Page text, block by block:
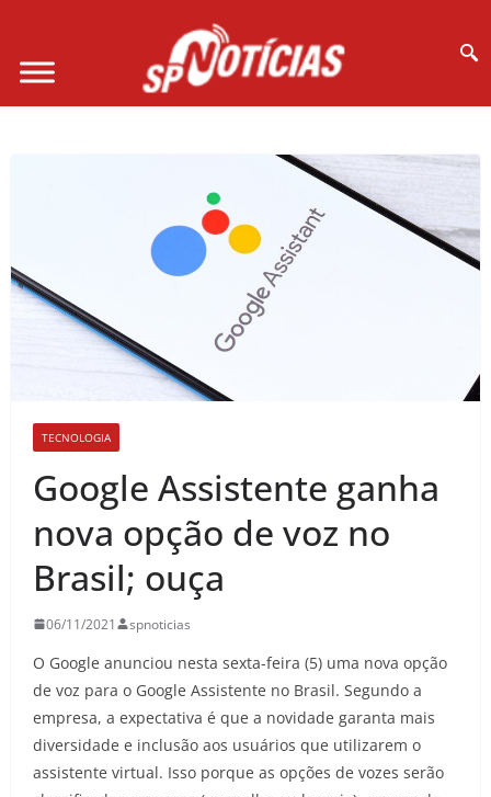
TECNOLOGIA
Google Assistente ganha
nova opção de voz no
Brasil; ouça
06/11/2021 spnoticias
O Google anunciou nesta sexta-feira (5) uma nova opção
de voz para o Google Assistente no Brasil. Segundo a
empresa, a expectativa é que a novidade garanta mais
diversidade e inclusão aos usuários que utilizarem o
assistente virtual. Isso porque as opções de vozes serão